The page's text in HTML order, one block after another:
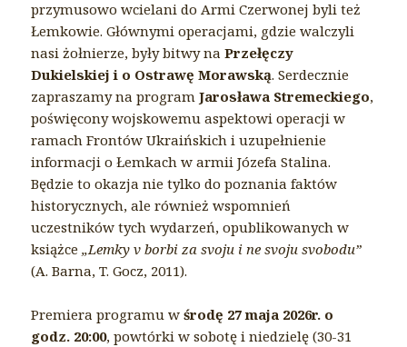
przymusowo wcielani do Armi Czerwonej byli też
Łemkowie. Głównymi operacjami, gdzie walczyli
nasi żołnierze, były bitwy naPrzełęczy
Dukielskiej i o Ostrawę Morawską. Serdecznie
zapraszamy na programJarosława Stremeckiego,
poświęcony wojskowemu aspektowi operacji w
ramach Frontów Ukraińskich i uzupełnienie
informacji o Łemkach w armii Józefa Stalina.
Będzie to okazja nie tylko do poznania faktów
historycznych, ale również wspomnień
uczestników tych wydarzeń, opublikowanych w
książce„Lemky v borbi za svoju i ne svoju svobodu”
(A. Barna, T. Gocz, 2011).
Premiera programu wśrodę 27 maja 2026r. o
godz. 20:00, powtórki w sobotę i niedzielę (30-31